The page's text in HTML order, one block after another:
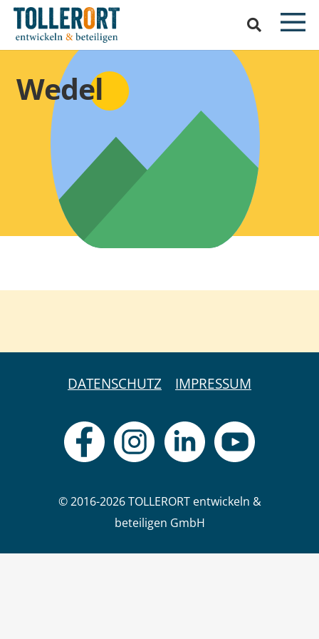
Wedel
DATENSCHUTZ IMPRESSUM
© 2016-2026 TOLLERORT entwickeln &
beteiligen GmbH